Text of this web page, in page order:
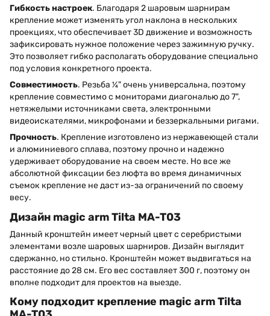
Гибкость настроек. Благодаря 2 шаровым шарнирам
крепление может изменять угол наклона в нескольких
проекциях, что обеспечивает 3D движение и возможность
зафиксировать нужное положение через зажимную ручку.
Это позволяет гибко располагать оборудование специально
под условия конкретного проекта.
Совместимость. Резьба ¼" очень универсальна, поэтому
крепление совместимо с мониторами диагональю до 7",
нетяжелыми источниками света, электронными
видеоискателями, микрофонами и беззеркальными ригами.
Прочность. Крепление изготовлено из нержавеющей стали
и алюминиевого сплава, поэтому прочно и надежно
удерживает оборудование на своем месте. Но все же
абсолютной фиксации без люфта во время динамичных
съемок крепление не даст из-за ограничений по своему
весу.
Дизайн magic arm Tilta MA-T03
Данный кронштейн имеет черный цвет с серебристыми
элементами возле шаровых шарниров. Дизайн выглядит
сдержанно, но стильно. Кронштейн может выдвигаться на
расстояние до 28 см. Его вес составляет 300 г, поэтому он
вполне подходит для проектов на выезде.
Кому подходит крепление magic arm Tilta